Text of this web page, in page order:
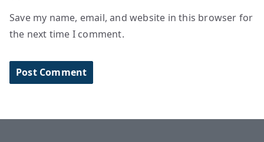
Save my name, email, and website in this browser for
the next time I comment.